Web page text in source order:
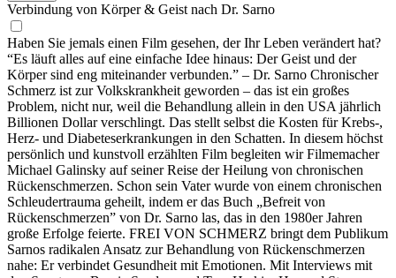
Verbindung von Körper & Geist nach Dr. Sarno
Haben Sie jemals einen Film gesehen, der Ihr Leben verändert hat?
“Es läuft alles auf eine einfache Idee hinaus: Der Geist und der
Körper sind eng miteinander verbunden.” – Dr. Sarno Chronischer
Schmerz ist zur Volkskrankheit geworden – das ist ein großes
Problem, nicht nur, weil die Behandlung allein in den USA jährlich
Billionen Dollar verschlingt. Das stellt selbst die Kosten für Krebs-,
Herz- und Diabeteserkrankungen in den Schatten. In diesem höchst
persönlich und kunstvoll erzählten Film begleiten wir Filmemacher
Michael Galinsky auf seiner Reise der Heilung von chronischen
Rückenschmerzen. Schon sein Vater wurde von einem chronischen
Schleudertrauma geheilt, indem er das Buch „Befreit von
Rückenschmerzen” von Dr. Sarno las, das in den 1980er Jahren
große Erfolge feierte. FREI VON SCHMERZ bringt dem Publikum
Sarnos radikalen Ansatz zur Behandlung von Rückenschmerzen
nahe: Er verbindet Gesundheit mit Emotionen. Mit Interviews mit